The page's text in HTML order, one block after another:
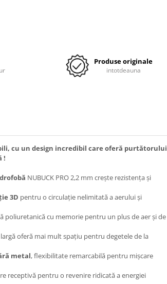
Produse originale
intotdeauna
cu un design incredibil care oferă purtătorului
!
NUBUCK PRO 2,2 mm crește rezistența și
3D pentru o circulație nelimitată a aerului și
poliuretanică cu memorie pentru un plus de aer și de
oferă mai mult spațiu pentru degetele de la
metal, flexibilitate remarcabilă pentru mișcare
receptivă pentru o revenire ridicată a energiei